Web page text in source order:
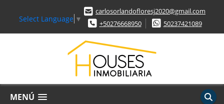
Select Language ▼
carlosorlandofloresj2020@gmail.com
+50276668950
50237421089
MENÚ